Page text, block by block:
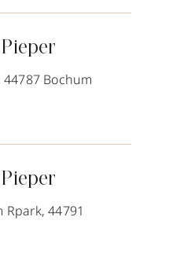
44787 Bochum
Rpark, 44791